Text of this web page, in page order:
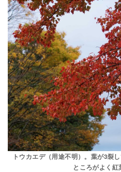
トウカエデ（用途不明）。葉が3裂
ところがよく紅